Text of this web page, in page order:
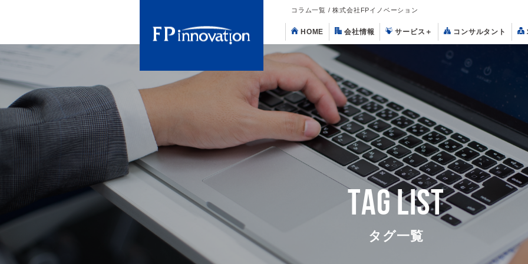
コラム一覧 / 株式会社FPイノベーション
HOME 会社情報 サービス ＋ コンサルタント
TAG LIST